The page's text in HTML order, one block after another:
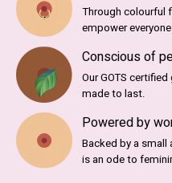
Through colourful
empower
Conscious of
Our GOTS
made to last.
Powered by
Backed by a small
is an ode to